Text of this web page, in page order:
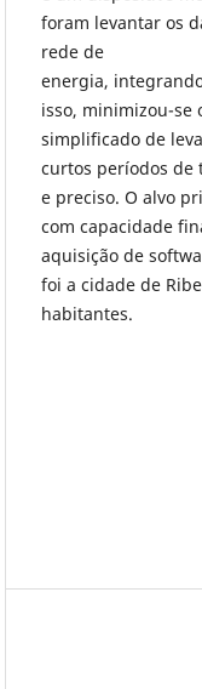
foram levantar os
rede de
energia,
isso, minimizou-se
simplificado de
curtos períodos de
e preciso. O alvo
com capacidade
aquisição de
foi a cidade de
habitantes.